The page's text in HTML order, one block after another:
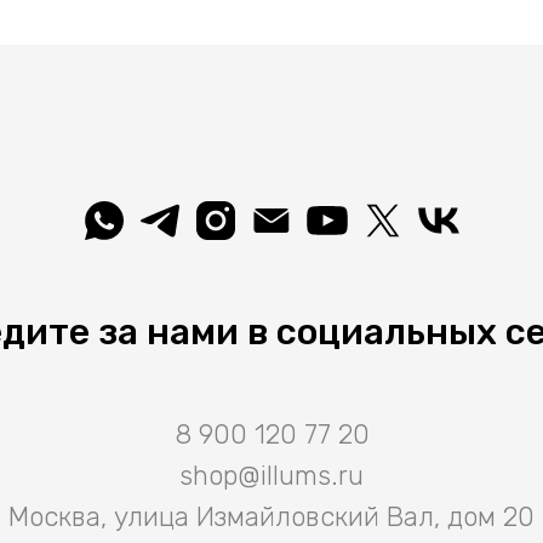
за нами в социальных
8 900 120 77 20
shop@illums.ru
Москва, улица Измайловский Вал, дом 20